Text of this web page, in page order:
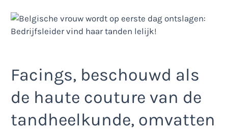
Facings, beschouwd als
de haute couture van de
tandheelkunde, omvatten